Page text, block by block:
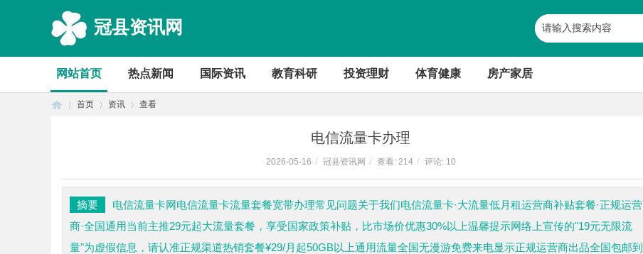
冠县资讯网
网站首页 热点新闻 国际资讯 教育科研 投资理财 体育健康 房产家居
首页 资讯 查看
电信流量卡办理
2026-05-16 / 冠县资讯网 / 查看: 214 / 评论: 10
摘要
电信流量卡网电信流量卡流量套餐宽带办理常见问题关于我们电信流量卡·大流量低月租运营商补贴套餐·正规运营
商·全国通用当前主推29元起大流量套餐，享受国家政策补贴，比市场价优惠30%以上温馨提示网络上宣传的"19元无限流
量"为虚假信息，请认准正规渠道热销套餐¥29/月起50GB以上通用流量全国无漫游免费来电显示正规运营商出品全国包邮到